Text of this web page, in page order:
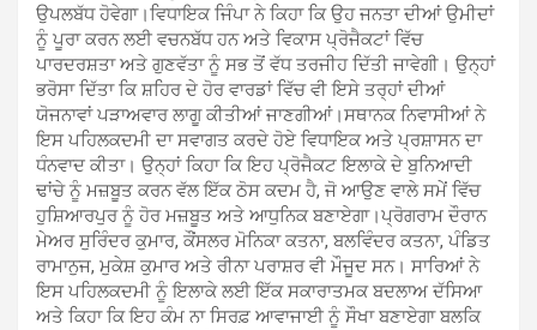
ਉਪਲਬੱਧ ਹੋਵੇਗਾ।ਵਿਧਾਇਕ ਜਿੰਪਾ ਨੇ ਕਿਹਾ ਕਿ ਉਹ ਜਨਤਾ ਦੀਆਂ ਉਮੀਦਾਂ
ਨੂੰ ਪੂਰਾ ਕਰਨ ਲਈ ਵਚਨਬੱਧ ਹਨ ਅਤੇ ਵਿਕਾਸ ਪ੍ਰੋਜੈਕਟਾਂ ਵਿੱਚ
ਪਾਰਦਰਸ਼ਤਾ ਅਤੇ ਗੁਣਵੱਤਾ ਨੂੰ ਸਭ ਤੋਂ ਵੱਧ ਤਰਜੀਹ ਦਿੱਤੀ ਜਾਵੇਗੀ। ਉਨ੍ਹਾਂ
ਭਰੋਸਾ ਦਿੱਤਾ ਕਿ ਸ਼ਹਿਰ ਦੇ ਹੋਰ ਵਾਰਡਾਂ ਵਿੱਚ ਵੀ ਇਸੇ ਤਰ੍ਹਾਂ ਦੀਆਂ
ਯੋਜਨਾਵਾਂ ਪੜਾਅਵਾਰ ਲਾਗੂ ਕੀਤੀਆਂ ਜਾਣਗੀਆਂ।ਸਥਾਨਕ ਨਿਵਾਸੀਆਂ ਨੇ
ਇਸ ਪਹਿਲਕਦਮੀ ਦਾ ਸਵਾਗਤ ਕਰਦੇ ਹੋਏ ਵਿਧਾਇਕ ਅਤੇ ਪ੍ਰਸ਼ਾਸਨ ਦਾ
ਧੰਨਵਾਦ ਕੀਤਾ। ਉਨ੍ਹਾਂ ਕਿਹਾ ਕਿ ਇਹ ਪ੍ਰੋਜੈਕਟ ਇਲਾਕੇ ਦੇ ਬੁਨਿਆਦੀ
ਢਾਂਚੇ ਨੂੰ ਮਜ਼ਬੂਤ ਕਰਨ ਵੱਲ ਇੱਕ ਠੋਸ ਕਦਮ ਹੈ, ਜੋ ਆਉਣ ਵਾਲੇ ਸਮੇਂ ਵਿੱਚ
ਹੁਸ਼ਿਆਰਪੁਰ ਨੂੰ ਹੋਰ ਮਜ਼ਬੂਤ ਅਤੇ ਆਧੁਨਿਕ ਬਣਾਏਗਾ।ਪ੍ਰੋਗਰਾਮ ਦੌਰਾਨ
ਮੇਅਰ ਸੁਰਿੰਦਰ ਕੁਮਾਰ, ਕੌਂਸਲਰ ਮੋਨਿਕਾ ਕਤਨਾ, ਬਲਵਿੰਦਰ ਕਤਨਾ, ਪੰਡਿਤ
ਰਾਮਾਨੁਜ, ਮੁਕੇਸ਼ ਕੁਮਾਰ ਅਤੇ ਰੀਨਾ ਪਰਾਸ਼ਰ ਵੀ ਮੌਜੂਦ ਸਨ। ਸਾਰਿਆਂ ਨੇ
ਇਸ ਪਹਿਲਕਦਮੀ ਨੂੰ ਇਲਾਕੇ ਲਈ ਇੱਕ ਸਕਾਰਾਤਮਕ ਬਦਲਾਅ ਦੱਸਿਆ
ਅਤੇ ਕਿਹਾ ਕਿ ਇਹ ਕੰਮ ਨਾ ਸਿਰਫ਼ ਆਵਾਜਾਈ ਨੂੰ ਸੌਖਾ ਬਣਾਏਗਾ ਬਲਕਿ